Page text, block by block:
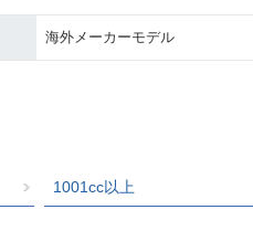
海外メーカーモデル
1001cc以上